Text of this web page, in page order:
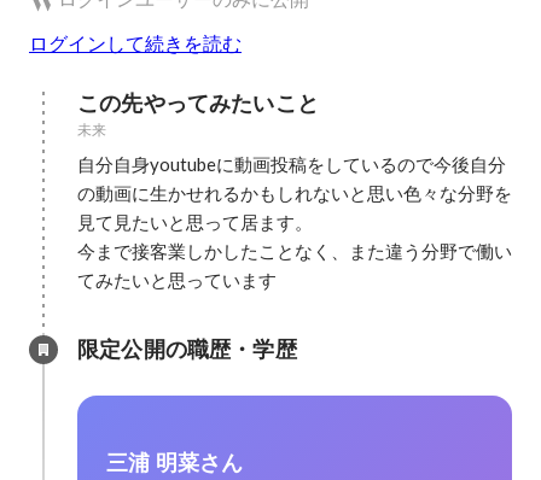
ログインして続きを読む
この先やってみたいこと
未来
自分自身youtubeに動画投稿をしているので今後自分
の動画に生かせれるかもしれないと思い色々な分野を
見て見たいと思って居ます。
今まで接客業しかしたことなく、また違う分野で働い
てみたいと思っています
限定公開の職歴・学歴
三浦 明菜さん